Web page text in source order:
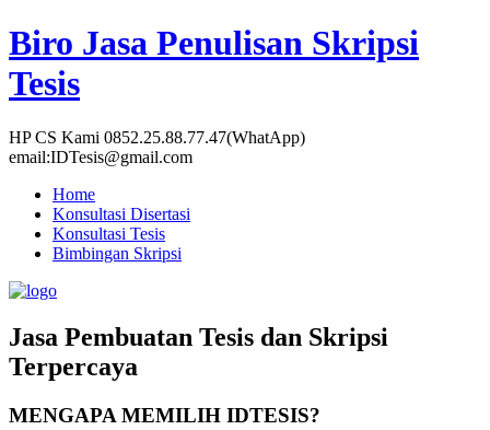
Biro Jasa Penulisan Skripsi
Tesis
HP CS Kami 0852.25.88.77.47(WhatApp)
email:IDTesis@gmail.com
Home
Konsultasi Disertasi
Konsultasi Tesis
Bimbingan Skripsi
Jasa Pembuatan Tesis dan Skripsi
Terpercaya
MENGAPA MEMILIH IDTESIS?